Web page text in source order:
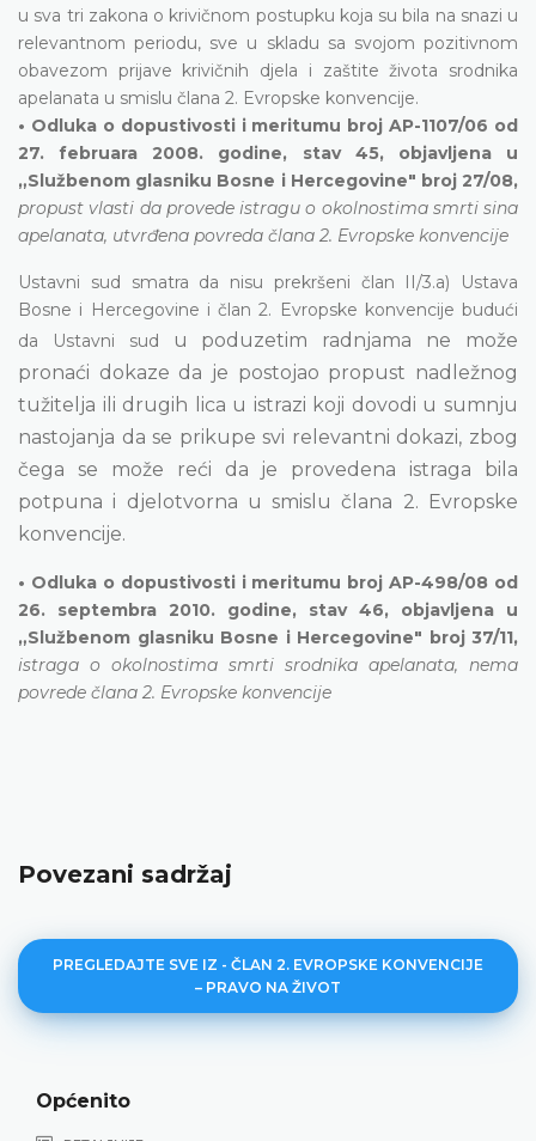
u sva tri zakona o krivičnom postupku koja su bila na snazi u
relevantnom periodu, sve u skladu sa svojom pozitivnom
obavezom prijave krivičnih djela i zaštite života srodnika
apelanata u smislu člana 2. Evropske konvencije.
• Odluka o dopustivosti i meritumu broj AP-1107/06 od
27. februara 2008. godine, stav 45, objavljena u
„Službenom glasniku Bosne i Hercegovine" broj 27/08,
propust vlasti da provede istragu o okolnostima smrti sina
apelanata, utvrđena povreda člana 2. Evropske konvencije
Ustavni sud smatra da nisu prekršeni član II/3.a) Ustava
Bosne i Hercegovine i član 2. Evropske konvencije budući
da Ustavni sud u poduzetim radnjama ne može
pronaći dokaze da je postojao propust nadležnog
tužitelja ili drugih lica u istrazi koji dovodi u sumnju
nastojanja da se prikupe svi relevantni dokazi, zbog
čega se može reći da je provedena istraga bila
potpuna i djelotvorna u smislu člana 2. Evropske
konvencije.
• Odluka o dopustivosti i meritumu broj AP-498/08 od
26. septembra 2010. godine, stav 46, objavljena u
„Službenom glasniku Bosne i Hercegovine" broj 37/11,
istraga o okolnostima smrti srodnika apelanata, nema
povrede člana 2. Evropske konvencije
Povezani sadržaj
PREGLEDAJTE SVE IZ - ČLAN 2. EVROPSKE KONVENCIJE
– PRAVO NA ŽIVOT
Općenito